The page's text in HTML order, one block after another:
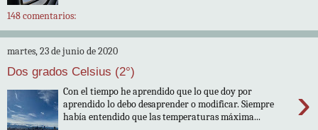
148 comentarios:
martes, 23 de junio de 2020
Dos grados Celsius (2°)
›
Con el tiempo he aprendido que lo que doy por
aprendido lo debo desaprender o modificar. Siempre
había entendido que las temperaturas máxima...